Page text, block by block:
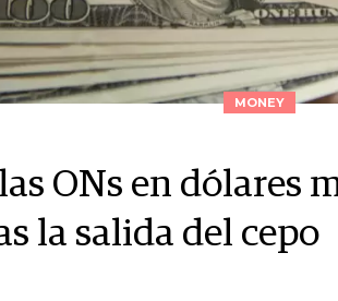
MONEY
ONs en dólares
la salida del cepo